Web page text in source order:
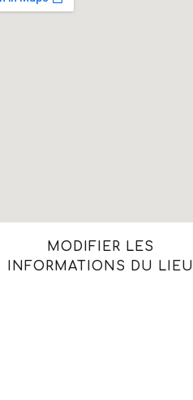
MODIFIER LES
INFORMATIONS DU LIEU